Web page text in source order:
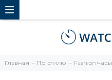
Главная По стилю Fashion часы